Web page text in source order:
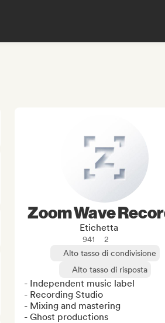
Zoom Wave
Etichetta
941
2
Alto tasso di condivisione
Alto tasso di risposta
‌- Independent music label
‌- Recording Studio
- Mixing and mastering
- Ghost productions